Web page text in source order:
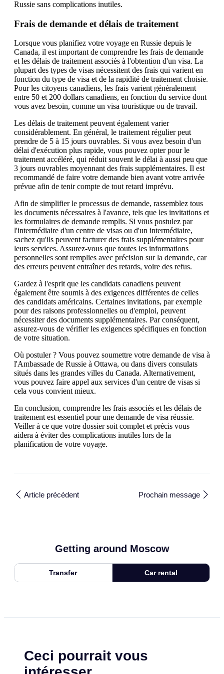
Russie sans complications inutiles.
Frais de demande et délais de traitement
Lorsque vous planifiez votre voyage en Russie depuis le
Canada, il est important de comprendre les frais de demande
et les délais de traitement associés à l'obtention d'un visa. La
plupart des types de visas nécessitent des frais qui varient en
fonction du type de visa et de la rapidité de traitement choisie.
Pour les citoyens canadiens, les frais varient généralement
entre 50 et 200 dollars canadiens, en fonction du service dont
vous avez besoin, comme un visa touristique ou de travail.
Les délais de traitement peuvent également varier
considérablement. En général, le traitement régulier peut
prendre de 5 à 15 jours ouvrables. Si vous avez besoin d'un
délai d'exécution plus rapide, vous pouvez opter pour le
traitement accéléré, qui réduit souvent le délai à aussi peu que
3 jours ouvrables moyennant des frais supplémentaires. Il est
recommandé de faire votre demande bien avant votre arrivée
prévue afin de tenir compte de tout retard imprévu.
Afin de simplifier le processus de demande, rassemblez tous
les documents nécessaires à l'avance, tels que les invitations et
les formulaires de demande remplis. Si vous postulez par
l'intermédiaire d'un centre de visas ou d'un intermédiaire,
sachez qu'ils peuvent facturer des frais supplémentaires pour
leurs services. Assurez-vous que toutes les informations
personnelles sont remplies avec précision sur la demande, car
des erreurs peuvent entraîner des retards, voire des refus.
Gardez à l'esprit que les candidats canadiens peuvent
également être soumis à des exigences différentes de celles
des candidats américains. Certaines invitations, par exemple
pour des raisons professionnelles ou d'emploi, peuvent
nécessiter des documents supplémentaires. Par conséquent,
assurez-vous de vérifier les exigences spécifiques en fonction
de votre situation.
Où postuler ? Vous pouvez soumettre votre demande de visa à
l'Ambassade de Russie à Ottawa, ou dans divers consulats
situés dans les grandes villes du Canada. Alternativement,
vous pouvez faire appel aux services d'un centre de visas si
cela vous convient mieux.
En conclusion, comprendre les frais associés et les délais de
traitement est essentiel pour une demande de visa réussie.
Veiller à ce que votre dossier soit complet et précis vous
aidera à éviter des complications inutiles lors de la
planification de votre voyage.
Article précédent Prochain message
Getting around Moscow
Transfer Car rental
Ceci pourrait vous